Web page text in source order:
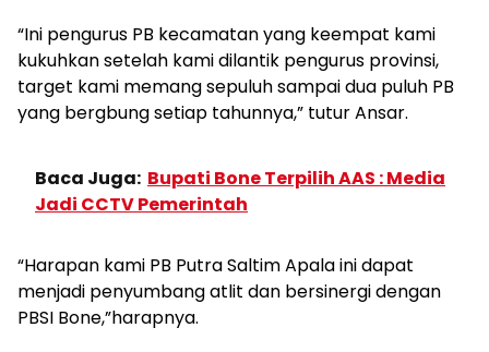
“Ini pengurus PB kecamatan yang keempat kami
kukuhkan setelah kami dilantik pengurus provinsi,
target kami memang sepuluh sampai dua puluh PB
yang bergbung setiap tahunnya,” tutur Ansar.
Baca Juga: Bupati Bone Terpilih AAS : Media
Jadi CCTV Pemerintah
“Harapan kami PB Putra Saltim Apala ini dapat
menjadi penyumbang atlit dan bersinergi dengan
PBSI Bone,”harapnya.